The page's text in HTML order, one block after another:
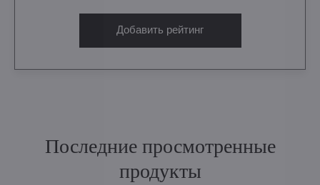
Добавить рейтинг
Последние просмотренные
продукты